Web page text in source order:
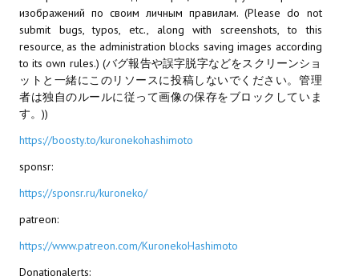
Новости Архив
МОДЫ ДЛЯ ИГР
Патчи
Mass Effect 2
Mass Effect 3
Моды
Dragon Age: Origins
изображений по своим личным правилам. (Please do not
submit bugs, typos, etc., along with screenshots, to this
resource, as the administration blocks saving images according
to its own rules.) (バグ報告や誤字脱字などをスクリーンショ
ットと一緒にこのリソースに投稿しないでください。管理
者は独自のルールに従って画像の保存をブロックしていま
す。))
https://boosty.to/kuronekohashimoto
sponsr:
https://sponsr.ru/kuroneko/
patreon:
https://www.patreon.com/KuronekoHashimoto
Donationalerts: